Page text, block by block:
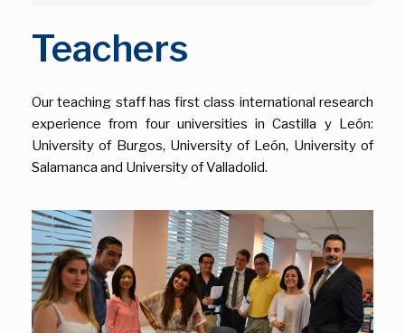
Teachers
Our teaching staff has first class international research
experience from four universities in Castilla y León:
University of Burgos, University of León, University of
Salamanca and University of Valladolid.